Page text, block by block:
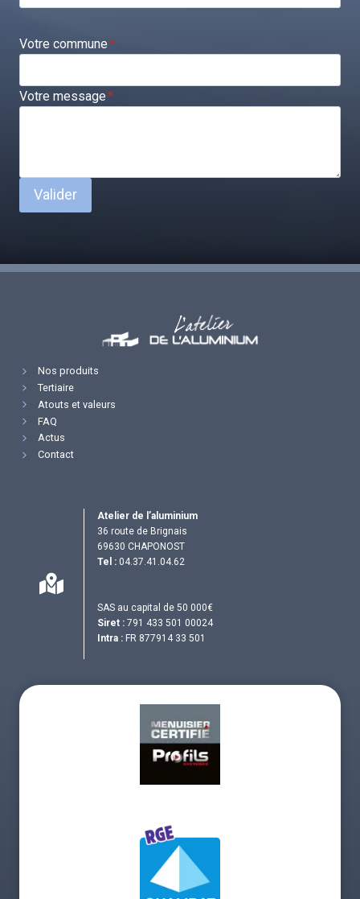
Votre commune*
Votre message*
Valider
Nos produits
Tertiaire
Atouts et valeurs
FAQ
Actus
Contact
Atelier de l’aluminium
36 route de Brignais
69630 CHAPONOST
Tel : 04.37.41.04.62
SAS au capital de 50 000€
Siret : 791 433 501 00024
Intra : FR 877914 33 501